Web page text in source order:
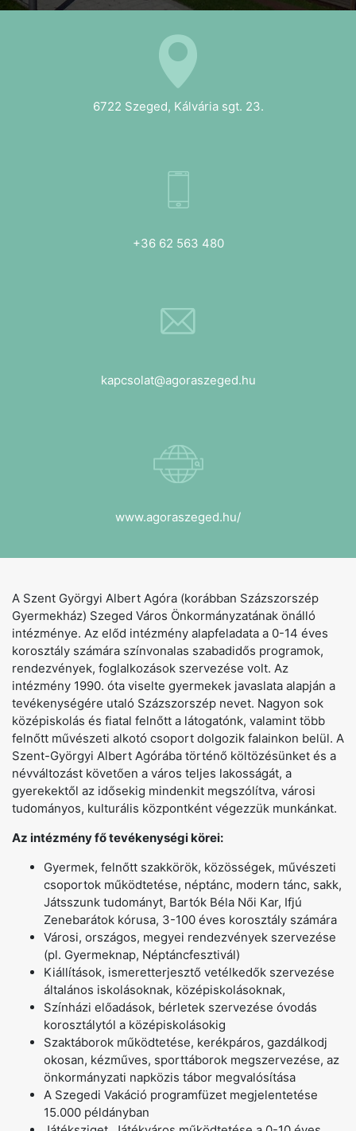
6722 Szeged, Kálvária sgt. 23.
+36 62 563 480
kapcsolat@agoraszeged.hu
www.agoraszeged.hu/
A Szent Györgyi Albert Agóra (korábban Százszorszép
Gyermekház) Szeged Város Önkormányzatának önálló
intézménye. Az előd intézmény alapfeladata a 0-14 éves
korosztály számára színvonalas szabadidős programok,
rendezvények, foglalkozások szervezése volt. Az
intézmény 1990. óta viselte gyermekek javaslata alapján a
tevékenységére utaló Százszorszép nevet. Nagyon sok
középiskolás és fiatal felnőtt a látogatónk, valamint több
felnőtt művészeti alkotó csoport dolgozik falainkon belül. A
Szent-Györgyi Albert Agórába történő költözésünket és a
névváltozást követően a város teljes lakosságát, a
gyerekektől az idősekig mindenkit megszólítva, városi
tudományos, kulturális központként végezzük munkánkat.
Az intézmény fő tevékenységi körei:
Gyermek, felnőtt szakkörök, közösségek, művészeti
csoportok működtetése, néptánc, modern tánc, sakk,
Játsszunk tudományt, Bartók Béla Női Kar, Ifjú
Zenebarátok kórusa, 3-100 éves korosztály számára
Városi, országos, megyei rendezvények szervezése
(pl. Gyermeknap, Néptáncfesztivál)
Kiállítások, ismeretterjesztő vetélkedők szervezése
általános iskolásoknak, középiskolásoknak,
Színházi előadások, bérletek szervezése óvodás
korosztálytól a középiskolásokig
Szaktáborok működtetése, kerékpáros, gazdálkodj
okosan, kézműves, sporttáborok megszervezése, az
önkormányzati napközis tábor megvalósítása
A Szegedi Vakáció programfüzet megjelentetése
15.000 példányban